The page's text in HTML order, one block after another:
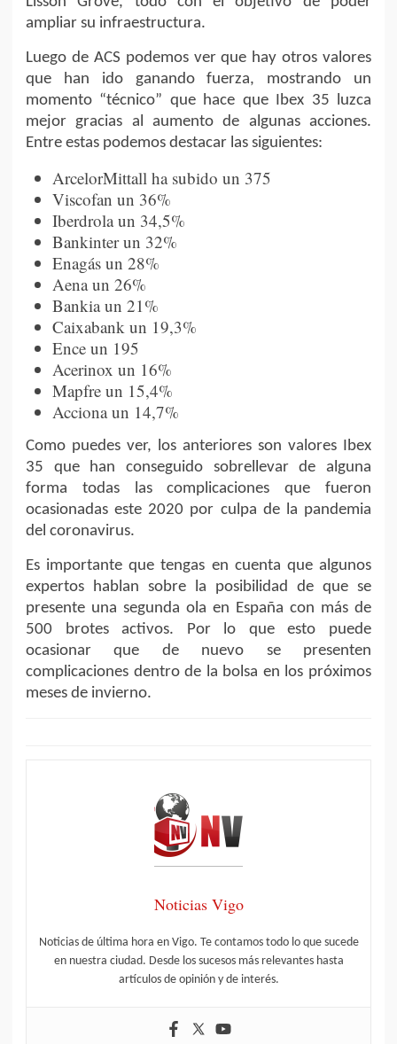
ampliar su infraestructura.
Luego de ACS podemos ver que hay otros valores
que han ido ganando fuerza, mostrando un
momento “técnico” que hace que Ibex 35 luzca
mejor gracias al aumento de algunas acciones.
Entre estas podemos destacar las siguientes:
ArcelorMittall ha subido un 375
Viscofan un 36%
Iberdrola un 34,5%
Bankinter un 32%
Enagás un 28%
Aena un 26%
Bankia un 21%
Caixabank un 19,3%
Ence un 195
Acerinox un 16%
Mapfre un 15,4%
Acciona un 14,7%
Como puedes ver, los anteriores son valores Ibex
35 que han conseguido sobrellevar de alguna
forma todas las complicaciones que fueron
ocasionadas este 2020 por culpa de la pandemia
del coronavirus.
Es importante que tengas en cuenta que algunos
expertos hablan sobre la posibilidad de que se
presente una segunda ola en España con más de
500 brotes activos. Por lo que esto puede
ocasionar que de nuevo se presenten
complicaciones dentro de la bolsa en los próximos
meses de invierno.
Noticias Vigo
Noticias de última hora en Vigo. Te contamos todo lo que sucede
en nuestra ciudad. Desde los sucesos más relevantes hasta
artículos de opinión y de interés.